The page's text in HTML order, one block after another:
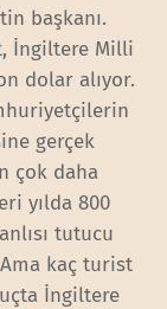
başkanı.
İngiltere Milli
dolar alıyor.
gerçek
çok daha
yılda 800
tutucu
kaç turist
İngiltere